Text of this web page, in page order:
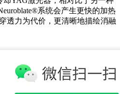
系统会产生更快的加热
透力为代价，更清晰地描绘消融